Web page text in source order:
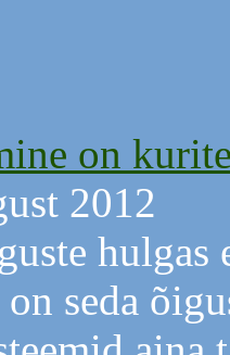
on
2012
hulgas
seda